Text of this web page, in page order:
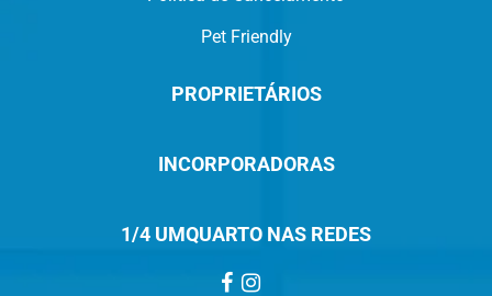
Pet Friendly
PROPRIETÁRIOS
INCORPORADORAS
1/4 UMQUARTO NAS REDES